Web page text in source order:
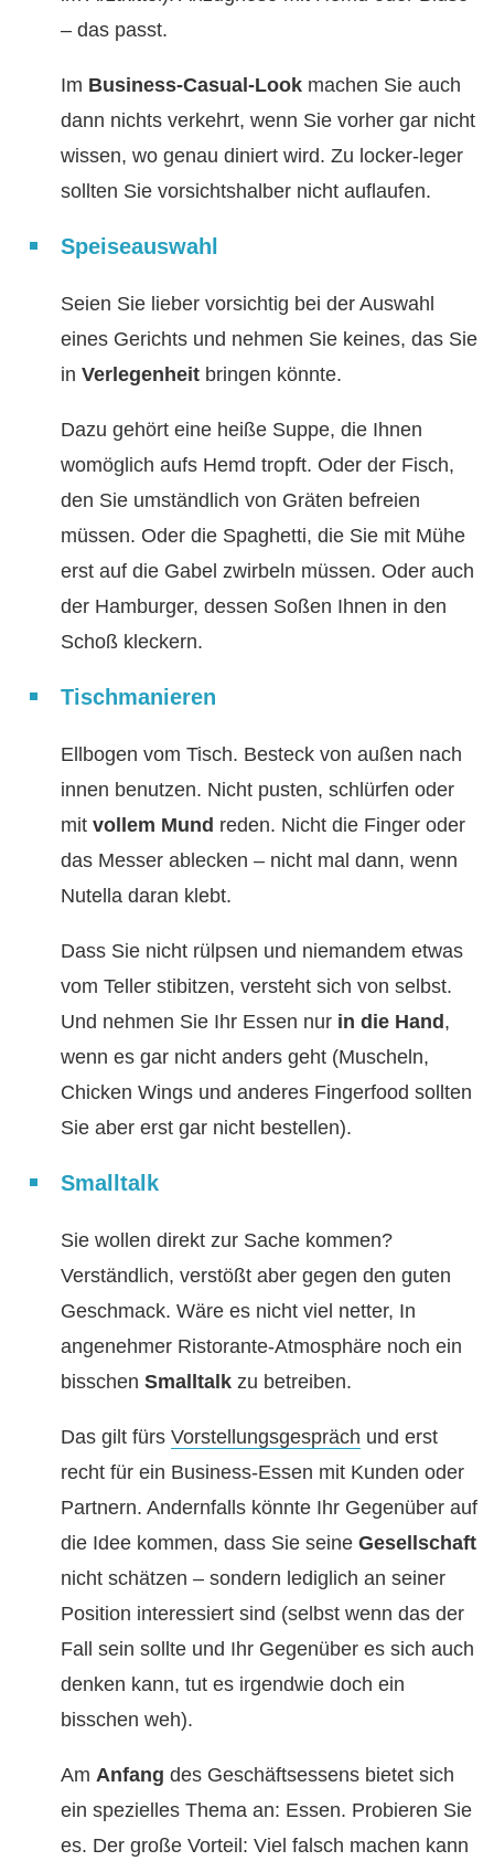
– das passt.
Im Business-Casual-Look machen Sie auch
dann nichts verkehrt, wenn Sie vorher gar nicht
wissen, wo genau diniert wird. Zu locker-leger
sollten Sie vorsichtshalber nicht auflaufen.
Speiseauswahl
Seien Sie lieber vorsichtig bei der Auswahl
eines Gerichts und nehmen Sie keines, das Sie
in Verlegenheit bringen könnte.
Dazu gehört eine heiße Suppe, die Ihnen
womöglich aufs Hemd tropft. Oder der Fisch,
den Sie umständlich von Gräten befreien
müssen. Oder die Spaghetti, die Sie mit Mühe
erst auf die Gabel zwirbeln müssen. Oder auch
der Hamburger, dessen Soßen Ihnen in den
Schoß kleckern.
Tischmanieren
Ellbogen vom Tisch. Besteck von außen nach
innen benutzen. Nicht pusten, schlürfen oder
mit vollem Mund reden. Nicht die Finger oder
das Messer ablecken – nicht mal dann, wenn
Nutella daran klebt.
Dass Sie nicht rülpsen und niemandem etwas
vom Teller stibitzen, versteht sich von selbst.
Und nehmen Sie Ihr Essen nur in die Hand ,
wenn es gar nicht anders geht (Muscheln,
Chicken Wings und anderes Fingerfood sollten
Sie aber erst gar nicht bestellen).
Smalltalk
Sie wollen direkt zur Sache kommen?
Verständlich, verstößt aber gegen den guten
Geschmack. Wäre es nicht viel netter, In
angenehmer Ristorante-Atmosphäre noch ein
bisschen Smalltalk zu betreiben.
Das gilt fürs Vorstellungsgespräch und erst
recht für ein Business-Essen mit Kunden oder
Partnern. Andernfalls könnte Ihr Gegenüber auf
die Idee kommen, dass Sie seine Gesellschaft
nicht schätzen – sondern lediglich an seiner
Position interessiert sind (selbst wenn das der
Fall sein sollte und Ihr Gegenüber es sich auch
denken kann, tut es irgendwie doch ein
bisschen weh).
Am Anfang des Geschäftsessens bietet sich
ein spezielles Thema an: Essen. Probieren Sie
es. Der große Vorteil: Viel falsch machen kann